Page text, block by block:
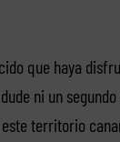
que haya
ni un segundo
territorio